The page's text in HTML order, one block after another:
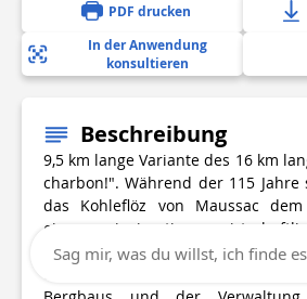
PDF drucken
In der Anwendung
konsultieren
Beschreibung
9,5 km lange Variante des 16 km
charbon!". Während der 115 Jahre
das Kohleflöz von Maussac
einem einzigartigen
verholfen. Auf diesem
traditionelle Architektur mit den
Sag mir, was du willst, ich finde